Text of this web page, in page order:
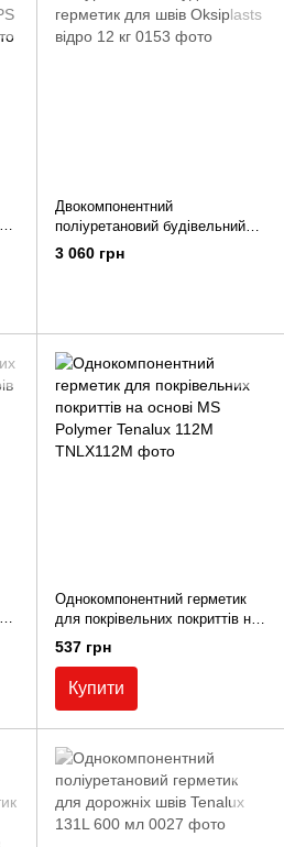
Двокомпонентний
поліуретановий будівельний
герметик для швів Oksiplasts
відро 12 кг
3 060 грн
Однокомпонентний герметик
для покрівельних покриттів на
основі MS Polymer Tenalux
537 грн
Купити